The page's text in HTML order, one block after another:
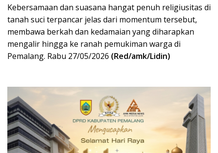
Kebersamaan dan suasana hangat penuh religiusitas di
tanah suci terpancar jelas dari momentum tersebut,
membawa berkah dan kedamaian yang diharapkan
mengalir hingga ke ranah pemukiman warga di
Pemalang. Rabu 27/05/2026 (Red/amk/Lidin)